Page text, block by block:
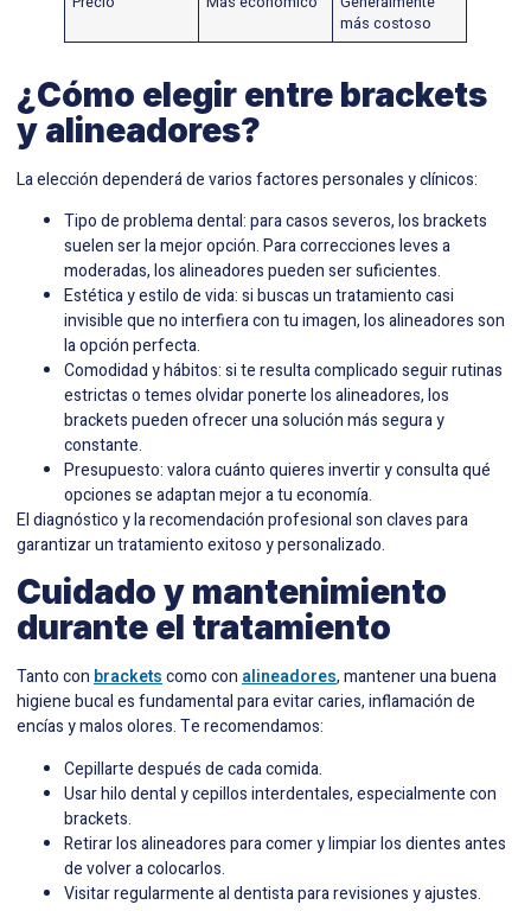
más costoso
¿Cómo elegir entre brackets
y alineadores?
La elección dependerá de varios factores personales y clínicos:
Tipo de problema dental: para casos severos, los brackets
suelen ser la mejor opción. Para correcciones leves a
moderadas, los alineadores pueden ser suficientes.
Estética y estilo de vida: si buscas un tratamiento casi
invisible que no interfiera con tu imagen, los alineadores son
la opción perfecta.
Comodidad y hábitos: si te resulta complicado seguir rutinas
estrictas o temes olvidar ponerte los alineadores, los
brackets pueden ofrecer una solución más segura y
constante.
Presupuesto: valora cuánto quieres invertir y consulta qué
opciones se adaptan mejor a tu economía.
El diagnóstico y la recomendación profesional son claves para
garantizar un tratamiento exitoso y personalizado.
Cuidado y mantenimiento
durante el tratamiento
Tanto conbracketscomo conalineadores, mantener una buena
higiene bucal es fundamental para evitar caries, inflamación de
encías y malos olores. Te recomendamos:
Cepillarte después de cada comida.
Usar hilo dental y cepillos interdentales, especialmente con
brackets.
Retirar los alineadores para comer y limpiar los dientes antes
de volver a colocarlos.
Visitar regularmente al dentista para revisiones y ajustes.